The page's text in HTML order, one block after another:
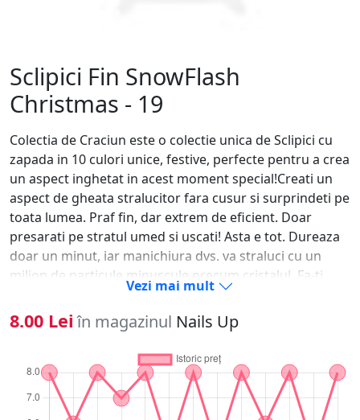
Sclipici Fin SnowFlash
Christmas - 19
Colectia de Craciun este o colectie unica de Sclipici cu
zapada in 10 culori unice, festive, perfecte pentru a crea
un aspect inghetat in acest moment special!Creati un
aspect de gheata stralucitor fara cusur si surprindeti pe
toata lumea. Praf fin, dar extrem de eficient. Doar
presarati pe stratul umed si uscati! Asta e tot. Dureaza
doar un minut, iar manichiura dvs. va straluci cu un
milion de particule minuscule precum cristalul. Fa-ti
manichiura deosebita de restul si bucura-te de efectul
spectaculos.Prin aplicarea unei nuante asemanatoare
cu culoarea Sclipiciului, veti obtine o culoare extrem de
impresionanta, dar sclipiciul este atat de bine
pigmentat incat nu are nevoie de un strat de baza
colorat!Experimentati si combinati culorile - jucati-va cu
nuantele si diferite texturi pe unghii!
Vezi mai mult
8.00 Lei în magazinul Nails Up